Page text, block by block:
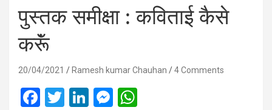
पुस्‍तक समीक्षा : कविताई कैसे
करूॅं
20/04/2021 Ramesh kumar Chauhan 4 Comments
F
T
Li
M